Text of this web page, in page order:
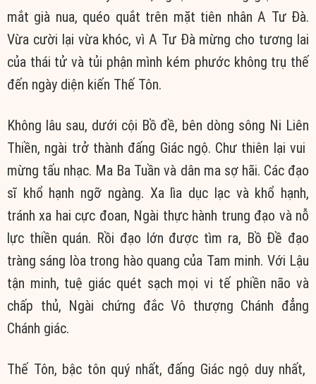
mắt già nua, quéo quắt trên mặt tiên nhân A Tư Đà.
Vừa cười lại vừa khóc, vì A Tư Đà mừng cho tương lai
của thái tử và tủi phận mình kém phước không trụ thế
đến ngày diện kiến Thế Tôn.
Không lâu sau, dưới cội Bồ đề, bên dòng sông Ni Liên
Thiền, ngài trở thành đấng Giác ngộ. Chư thiên lại vui
mừng tấu nhạc. Ma Ba Tuần và dân ma sợ hãi. Các đạo
sĩ khổ hạnh ngỡ ngàng. Xa lìa dục lạc và khổ hạnh,
tránh xa hai cực đoan, Ngài thực hành trung đạo và nỗ
lực thiền quán. Rồi đạo lớn được tìm ra, Bồ Đề đạo
tràng sáng lòa trong hào quang của Tam minh. Với Lậu
tận minh, tuệ giác quét sạch mọi vi tế phiền não và
chấp thủ, Ngài chứng đắc Vô thượng Chánh đẳng
Chánh giác.
Thế Tôn, bậc tôn quý nhất, đấng Giác ngộ duy nhất,